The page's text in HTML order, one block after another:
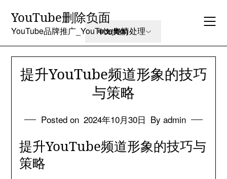
content
YouTube删除负面
YouTube品牌推广_YouTube舆情处理
提升YouTube频道形象的技巧
与策略
Posted on 2024年10月30日 By admin
提升YouTube频道形象的技巧与
策略